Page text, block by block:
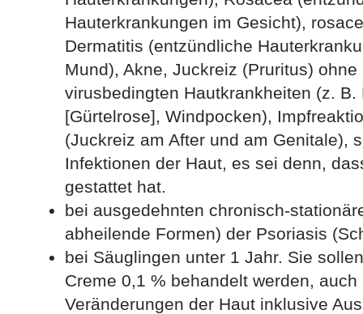
Hauterkrankungen im Gesicht),
Dermatitis (entzündliche
Mund), Akne, Juckreiz (Pruritus)
virusbedingten Hautkrankheiten (z.
[Gürtelrose], Windpocken),
(Juckreiz am After und am Genitale),
Infektionen der Haut, es sei denn,
gestattet hat.
bei ausgedehnten chronisch-
abheilende Formen) der Psoriasis
bei Säuglingen unter 1 Jahr. Sie
Creme 0,1 % behandelt werden,
Veränderungen der Haut inklusive